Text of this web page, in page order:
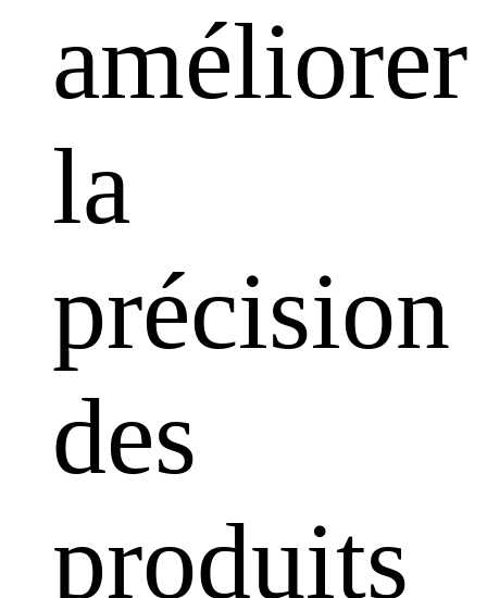
améliorer
la
précision
des
produits